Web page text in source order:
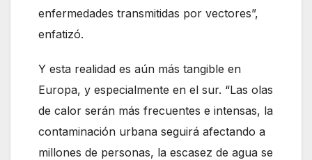
enfermedades transmitidas por vectores”,
enfatizó.
Y esta realidad es aún más tangible en
Europa, y especialmente en el sur. “Las olas
de calor serán más frecuentes e intensas, la
contaminación urbana seguirá afectando a
millones de personas, la escasez de agua se